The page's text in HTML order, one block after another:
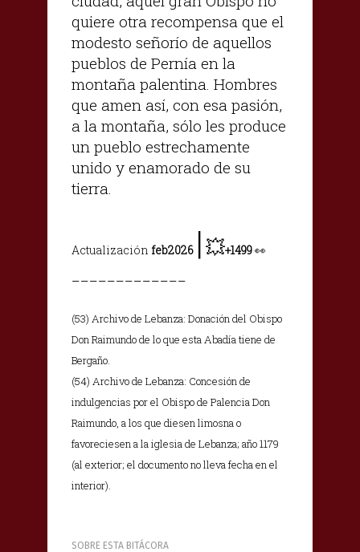
quiere otra recompensa que el
modesto señorío de aquellos
pueblos de Pernía en la
montaña palentina. Hombres
que amen así, con esa pasión,
a la montaña, sólo les produce
un pueblo estrechamente
unido y enamorado de su
tierra.
Actualización feb2026 |💥+1499👀
(53) Archivo de Lebanza: Donación del Obispo
Don Raimundo de lo que esta Abadía tiene de
Bergaño.
(54) Archivo de Lebanza: Concesión de
indulgencias por el Obispo de Palencia Don
Raimundo, a los que diesen limosna o
favoreciesen a la iglesia de Lebanza; año 1179
(al exterior; el documento no lleva fecha en el
interior).
SOBRE ESTA BITÁCORA